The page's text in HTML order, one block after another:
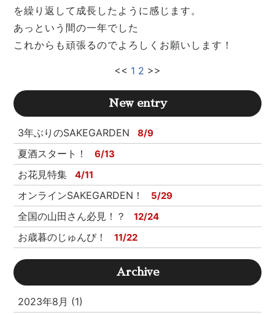
を繰り返して成長したように感じます。
あっという間の一年でした
これからも頑張るのでよろしくお願いします！
<< 1 2 >>
New entry
3年ぶりのSAKEGARDEN 8/9
夏酒スタート！ 6/13
お花見特集 4/11
オンラインSAKEGARDEN！ 5/29
全国の山田さん必見！？ 12/24
お歳暮のじゅんび！ 11/22
Archive
2023年8月 (1)